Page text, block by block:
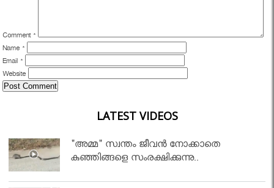
Comment *
Name *
Email *
Website
LATEST VIDEOS
"അമ്മ" സ്വന്തം ജീവൻ നോക്കാതെ
കുഞ്ഞിങ്ങളെ സംരക്ഷിക്കുന്നു..